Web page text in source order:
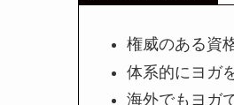
権威のある資
体系的にヨガ
海外でもヨガ